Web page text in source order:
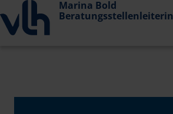
Marina Bold
Beratungsstellenleiterin